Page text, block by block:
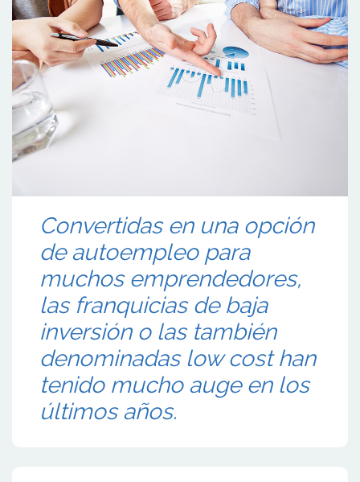
Convertidas en una opción
de autoempleo para
muchos emprendedores,
las franquicias de baja
inversión o las también
denominadas low cost han
tenido mucho auge en los
últimos años.